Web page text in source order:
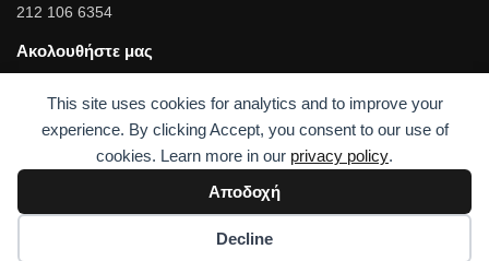
This site uses cookies for analytics and to improve your
experience. By clicking Accept, you consent to our use of
cookies. Learn more in our privacy policy.
Αποδοχή
Decline
212 106 6354
Ακολουθήστε μας
Linkedin
© Flippress 2023